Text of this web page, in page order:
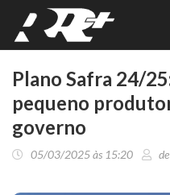
Plano Safra 24/
pequeno
governo
05/03/2025 às 15:20